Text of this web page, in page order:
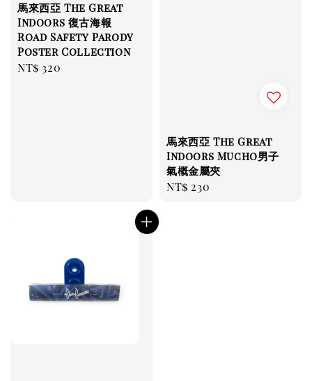
馬來西亞 The Great
Indoors 復古海報
Road Safety Parody
Poster Collection
Regular
NT$ 320
馬來西亞 The Great
Indoors Mucho男子
氣概金屬夾
Regular
NT$ 230